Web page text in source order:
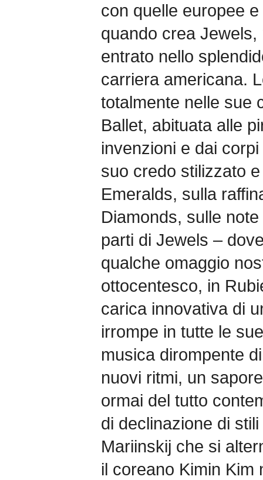
con quelle europee
quando crea
entrato nello
carriera americana.
totalmente nelle sue
Ballet, abituata alle
invenzioni e dai
suo credo stilizzato
Emeralds, sulla
Diamonds, sulle
parti di Jewels –
qualche omaggio
ottocentesco, in
carica innovativa di
irrompe in tutte le
musica dirompente
nuovi ritmi, un
ormai del tutto
di declinazione di
Mariinskij che si
il coreano Kimin Kim